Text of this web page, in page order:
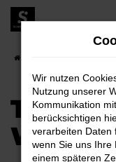
Zum
Hauptinhalt
Wir nutzen
Nutzung unserer
Kommunikation
berücksichtigen
verarbeiten Daten
wenn Sie uns Ihre
einem späteren